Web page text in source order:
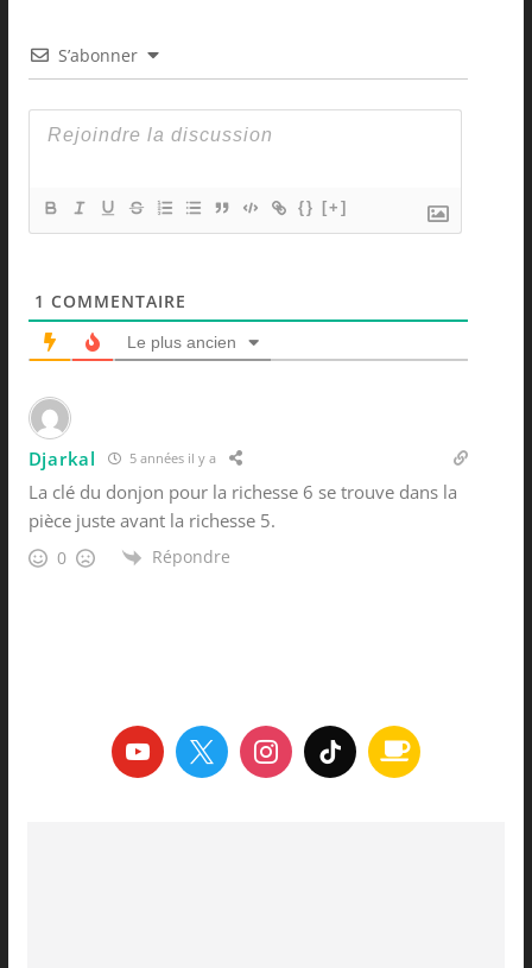
S’abonner
{} [+]
1 COMMENTAIRE
Le plus ancien
Djarkal 5 années il y a
La clé du donjon pour la richesse 6 se trouve dans la
pièce juste avant la richesse 5.
0 Répondre